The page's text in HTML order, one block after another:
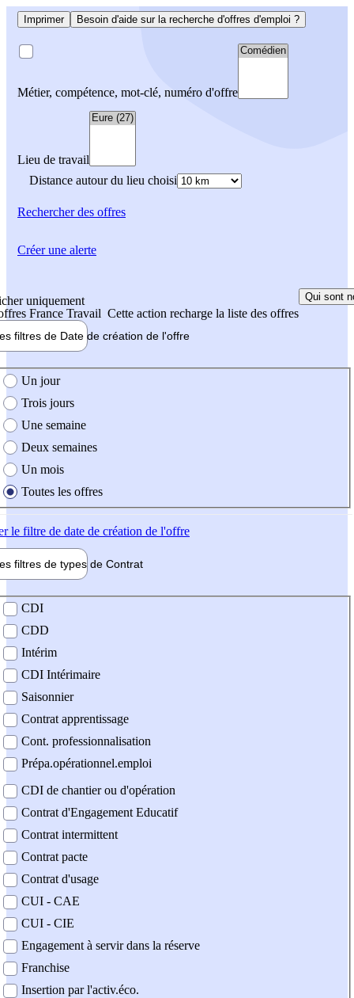
Imprimer Besoin d'aide sur la recherche d'offres d'emploi ?
Métier, compétence, mot-clé, numéro d'offre
Lieu de travail
Distance autour du lieu choisi
Rechercherdes offres
uniquement
France Travail Cette action recharge la liste des offres
Qui sont
filtres de Date de création de l'offre
création de l'offre
Un jour
Trois jours
Une semaine
Deux semaines
Un mois
Toutes les offres
le filtre de date de création de l'offre
filtres de types de Contrat
contrat
CDI
CDD
Intérim
CDI Intérimaire
Saisonnier
Contrat apprentissage
Cont. professionnalisation
Prépa.opérationnel.emploi
CDI de chantier ou d'opération
Contrat d'Engagement Educatif
Contrat intermittent
Contrat pacte
Contrat d'usage
CUI - CAE
CUI - CIE
Engagement à servir dans la réserve
Franchise
Insertion par l'activ.éco.
Créer une alerte